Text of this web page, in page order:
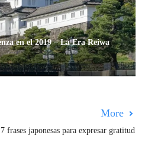
en el 2019 – La Era Reiwa
More
frases japonesas para expresar gratitud